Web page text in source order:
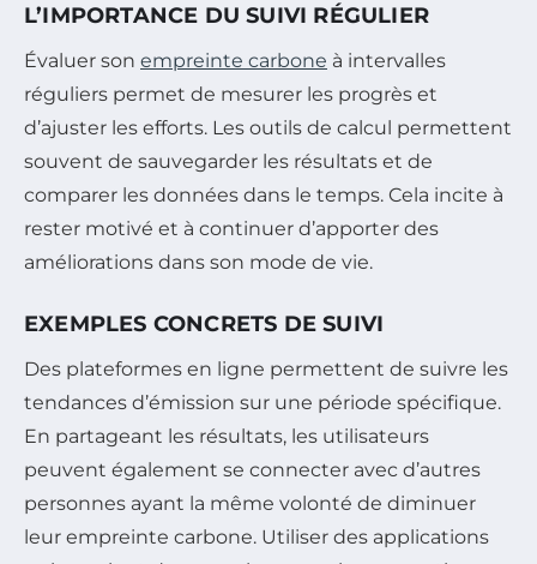
L’IMPORTANCE DU SUIVI RÉGULIER
Évaluer son empreinte carbone à intervalles
réguliers permet de mesurer les progrès et
d’ajuster les efforts. Les outils de calcul permettent
souvent de sauvegarder les résultats et de
comparer les données dans le temps. Cela incite à
rester motivé et à continuer d’apporter des
améliorations dans son mode de vie.
EXEMPLES CONCRETS DE SUIVI
Des plateformes en ligne permettent de suivre les
tendances d’émission sur une période spécifique.
En partageant les résultats, les utilisateurs
peuvent également se connecter avec d’autres
personnes ayant la même volonté de diminuer
leur empreinte carbone. Utiliser des applications